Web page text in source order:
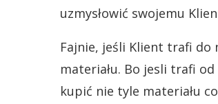
uzmysłowić swojemu
Fajnie, jeśli Klient trafi do
materiału. Bo jesli trafi
kupić nie tyle materiału